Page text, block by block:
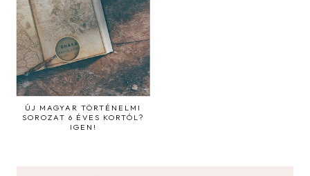
ÚJ MAGYAR TÖRTÉNELMI
SOROZAT 6 ÉVES KORTÓL?
IGEN!